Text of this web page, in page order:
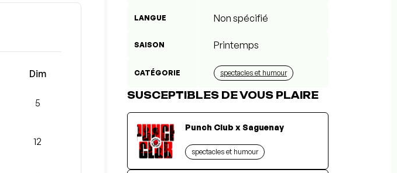
Dim
5
12
LANGUE Non spécifié
SAISON Printemps
CATÉGORIE spectacles et humour
SUSCEPTIBLES DE VOUS PLAIRE
Punch Club x Saguenay
spectacles et humour